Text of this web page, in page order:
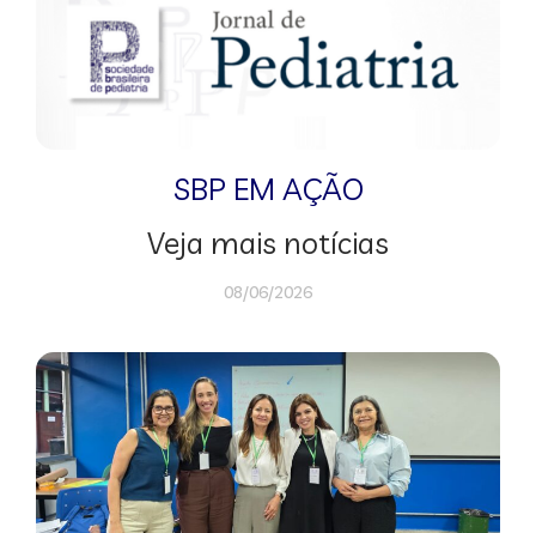
SBP EM AÇÃO
Veja mais notícias
08/06/2026